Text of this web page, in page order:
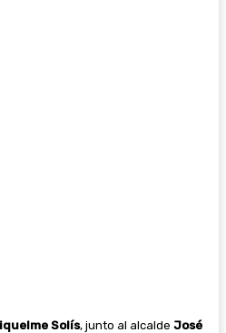
Solís, junto al alcalde José